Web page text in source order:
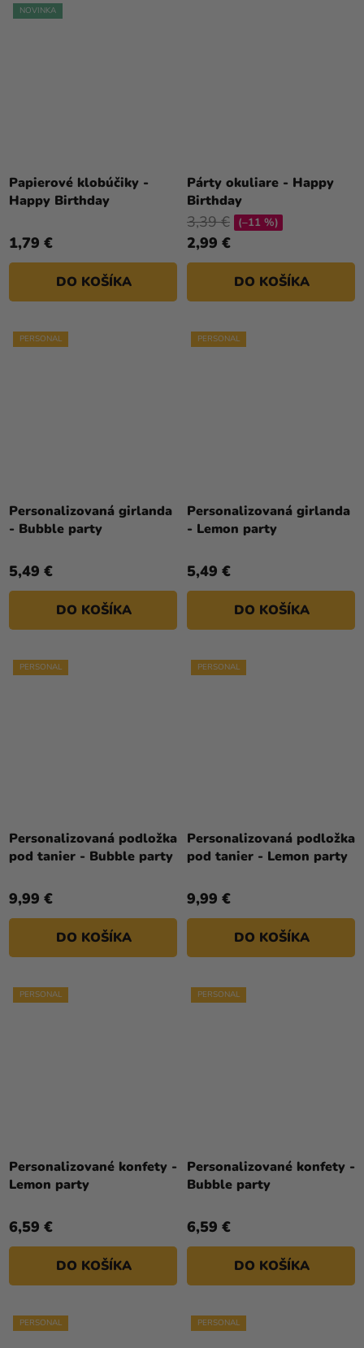
NOVINKA
Papierové klobúčiky -
Happy Birthday
1,79 €
DO KOŠÍKA
Párty okuliare - Happy
Birthday
hodnotenie
produktu
je
5,0
5
hviezdičiek.
2,99 €
3,39 € (–11 %)
DO KOŠÍKA
PERSONAL
Personalizovaná girlanda
- Bubble party
5,49 €
DO KOŠÍKA
PERSONAL
Personalizovaná girlanda
- Lemon party
5,49 €
DO KOŠÍKA
PERSONAL
Personalizovaná podložka
pod tanier - Bubble party
9,99 €
DO KOŠÍKA
PERSONAL
Personalizovaná podložka
pod tanier - Lemon party
9,99 €
DO KOŠÍKA
PERSONAL
Personalizované konfety -
Lemon party
6,59 €
DO KOŠÍKA
PERSONAL
Personalizované konfety -
Bubble party
6,59 €
DO KOŠÍKA
PERSONAL PERSONAL